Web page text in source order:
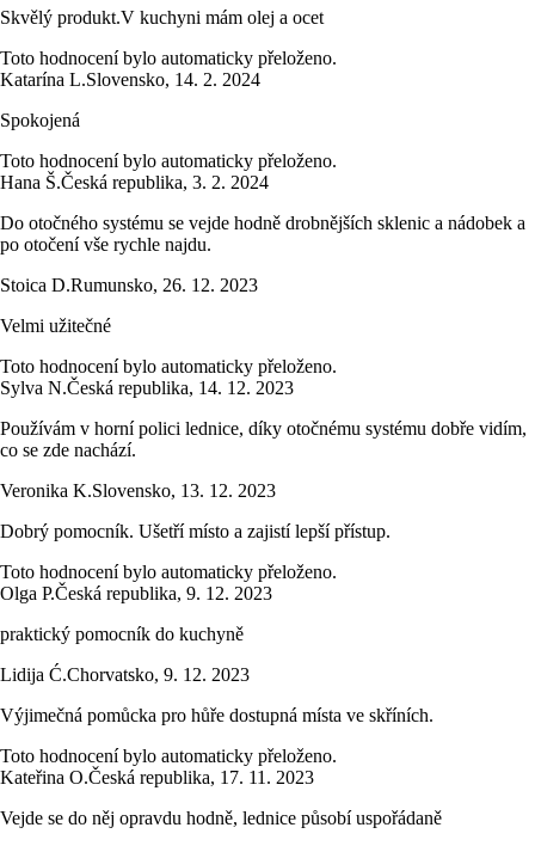
Skvělý produkt.V kuchyni mám olej a ocet
Toto hodnocení bylo automaticky přeloženo.
Katarína L.Slovensko, 14. 2. 2024
Spokojená
Toto hodnocení bylo automaticky přeloženo.
Hana Š.Česká republika, 3. 2. 2024
Do otočného systému se vejde hodně drobnějších sklenic a nádobek a
po otočení vše rychle najdu.
Stoica D.Rumunsko, 26. 12. 2023
Velmi užitečné
Toto hodnocení bylo automaticky přeloženo.
Sylva N.Česká republika, 14. 12. 2023
Používám v horní polici lednice, díky otočnému systému dobře vidím,
co se zde nachází.
Veronika K.Slovensko, 13. 12. 2023
Dobrý pomocník. Ušetří místo a zajistí lepší přístup.
Toto hodnocení bylo automaticky přeloženo.
Olga P.Česká republika, 9. 12. 2023
praktický pomocník do kuchyně
Lidija Ć.Chorvatsko, 9. 12. 2023
Výjimečná pomůcka pro hůře dostupná místa ve skříních.
Toto hodnocení bylo automaticky přeloženo.
Kateřina O.Česká republika, 17. 11. 2023
Vejde se do něj opravdu hodně, lednice působí uspořádaně